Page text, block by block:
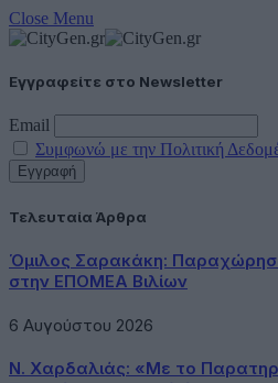
Close Menu
Εγγραφείτε στο Newsletter
Email
Συμφωνώ με την Πολιτική
Τελευταία Άρθρα
Όμιλος Σαρακάκη:
στην ΕΠΟΜΕΑ Βιλίων
6 Αυγούστου 2026
Ν. Χαρδαλιάς: «Με το